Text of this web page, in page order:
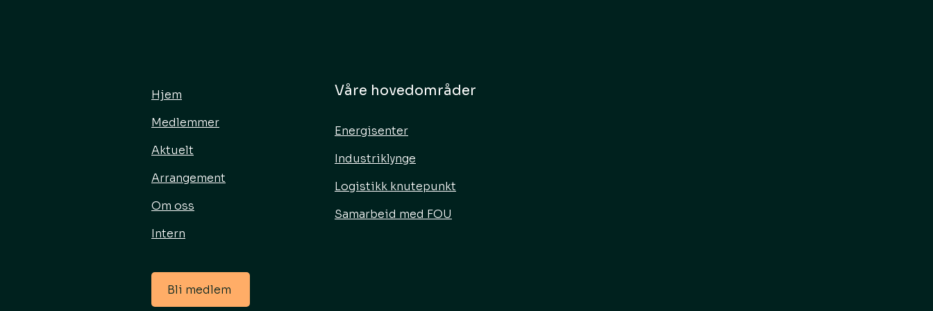
Hjem
Medlemmer
Aktuelt
Arrangement
Om oss
Intern
Våre hovedområder
Energisenter
Industriklynge
Logistikk knutepunkt
Samarbeid med FOU
Bli medlem